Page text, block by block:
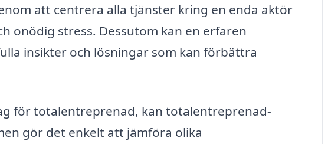
att centrera alla tjänster kring en enda aktör
onödig stress. Dessutom kan en erfaren
insikter och lösningar som kan förbättra
för totalentreprenad, kan totalentreprenad-
gör det enkelt att jämföra olika